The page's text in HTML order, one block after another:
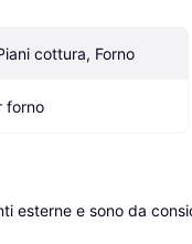
cottura, Forno
forno
esterne e sono da